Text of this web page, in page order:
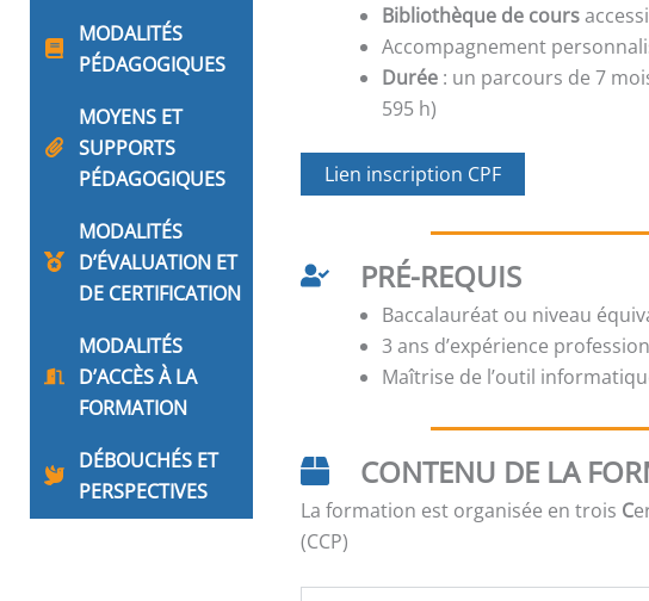
MODALITÉS
PÉDAGOGIQUES
MOYENS ET
SUPPORTS
PÉDAGOGIQUES
MODALITÉS
D’ÉVALUATION ET
DE CERTIFICATION
MODALITÉS
D’ACCÈS À LA
FORMATION
DÉBOUCHÉS ET
PERSPECTIVES
Bibliothèque de cours
Accompagnement
Durée : un parcours de 7
595 h)
Lien inscription CPF
PRÉ-REQUIS
Baccalauréat ou niveau
3 ans d’expérience
Maîtrise de l’outil
CONTENU DE LA
La formation est organisée en trois C
(CCP)